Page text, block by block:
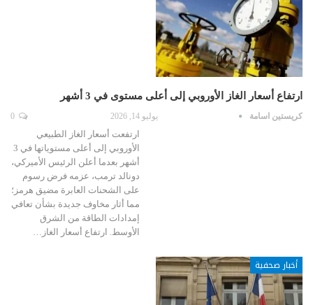
ارتفاع أسعار الغاز الأوروبي إلى أعلى مستوى في 3 أشهر
كريستين اسامة يوليو 14, 2026
ارتفعت أسعار الغاز الطبيعي
الأوروبي إلى أعلى مستوياتها في 3
أشهر بعدما أعلن الرئيس الأميركي،
دونالد ترمب، عزمه فرض رسوم
على الشحنات العابرة مضيق هرمز؛
مما أثار مخاوف جديدة بشأن تعافي
إمدادات الطاقة من الشرق
الأوسط. ارتفاع أسعار الغاز…
أخبار صحفية